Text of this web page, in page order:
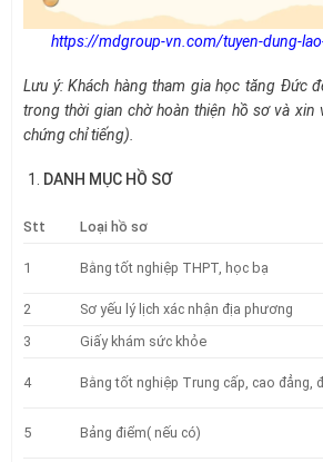
https://mdgroup-vn.com/tuyen-dung-
Lưu ý: Khách hàng tham gia học tăng Đức
trong thời gian chờ hoàn thiện hồ sơ và xin
chứng chỉ tiếng).
DANH MỤC HỒ SƠ
Stt Loại hồ sơ
1 Bằng tốt nghiệp THPT, học bạ
2
Sơ yếu lý lịch xác nhận địa phương
3
Giấy khám sức khỏe
4 Bằng tốt nghiệp Trung cấp, cao đẳng,
5 Bảng điểm( nếu có)